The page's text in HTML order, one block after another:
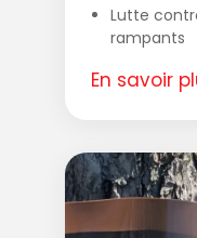
Lutte
rampants
En savoir